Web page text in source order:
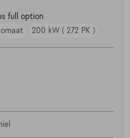
full option
200 kW ( 272 PK )